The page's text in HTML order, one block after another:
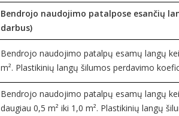
Bendrojo naudojimo patalpose esančių
darbus)
Bendrojo naudojimo patalpų esamų langų
m². Plastikinių langų šilumos perdavimo
Bendrojo naudojimo patalpų esamų langų
daugiau 0,5 m² iki 1,0 m². Plastikinių langų